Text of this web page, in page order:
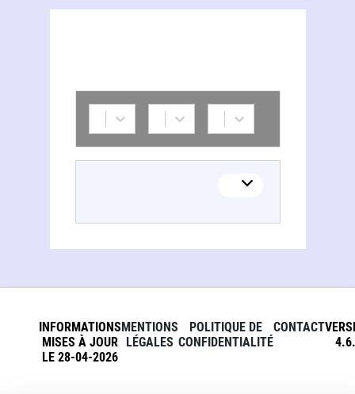
INFORMATIONS
MISES À JOUR
LE 28-04-2026
MENTIONS
LÉGALES
POLITIQUE DE
CONFIDENTIALITÉ
CONTACT